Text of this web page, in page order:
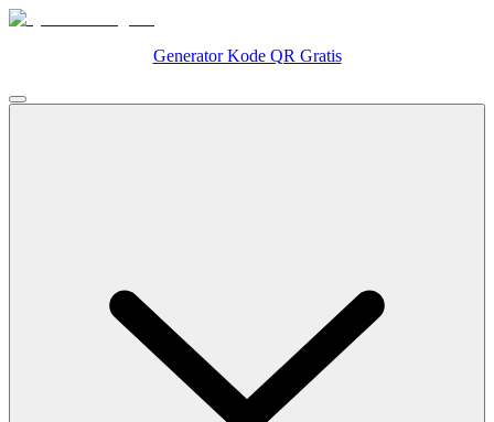
Generator Kode QR Gratis